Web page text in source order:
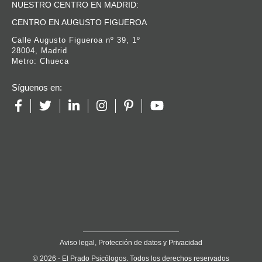
NUESTRO CENTRO EN MADRID:
CENTRO EN AUGUSTO FIGUEROA
Calle Augusto Figueroa nº 39, 1º
28004, Madrid
Metro: Chueca
Síguenos en:
Aviso legal, Protección de datos y Privacidad
© 2026 - El Prado Psicólogos. Todos los derechos reservados